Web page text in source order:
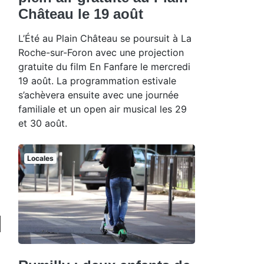
Château le 19 août
L’Été au Plain Château se poursuit à La
Roche-sur-Foron avec une projection
gratuite du film En Fanfare le mercredi
19 août. La programmation estivale
s’achèvera ensuite avec une journée
familiale et un open air musical les 29
et 30 août.
Locales